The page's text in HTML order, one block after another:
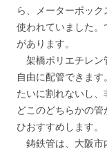
ら、メーターボッ
使われていました
があります。
架橋ポリエチレン
自由に配管できま
たいに割れないし
どこのどちらかの
ひおすすめします。
鋳鉄管は、大阪市